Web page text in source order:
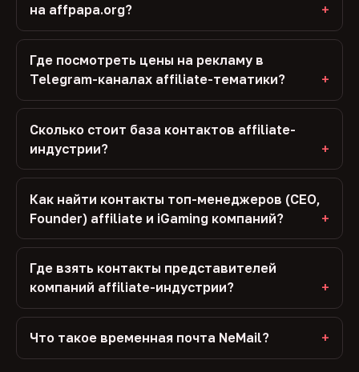
на affpapa.org?
Где посмотреть цены на рекламу в
Telegram-каналах affiliate-тематики?
Сколько стоит база контактов affiliate-
индустрии?
Как найти контакты топ-менеджеров (CEO,
Founder) affiliate и iGaming компаний?
Где взять контакты представителей
компаний affiliate-индустрии?
Что такое временная почта NeMail?